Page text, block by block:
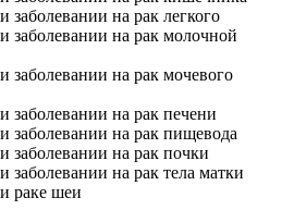
заболевании на рак легкого
заболевании на рак молочной
заболевании на рак мочевого
заболевании на рак печени
заболевании на рак пищевода
заболевании на рак почки
заболевании на рак тела матки
раке шеи